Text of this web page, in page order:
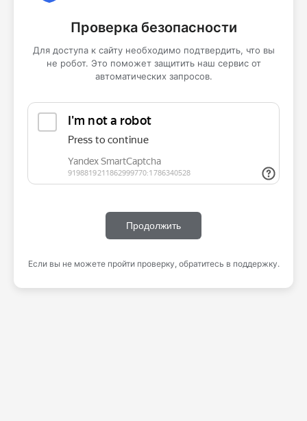
Проверка безопасности
Для доступа к сайту необходимо подтвердить, что вы
не робот. Это поможет защитить наш сервис от
автоматических запросов.
Продолжить
Если вы не можете пройти проверку, обратитесь в поддержку.